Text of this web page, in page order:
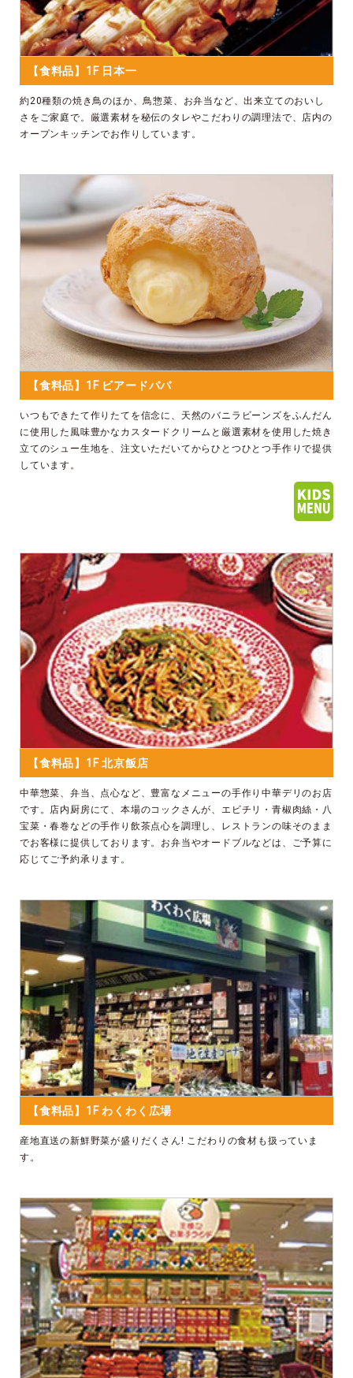
【食料品】1F 日本一
約20種類の焼き鳥のほか、鳥惣菜、お弁当など、出来立てのおいし
さをご家庭で。厳選素材を秘伝のタレやこだわりの調理法で、店内の
オープンキッチンでお作りしています。
【食料品】1F ビアードパパ
いつもできたて作りたてを信念に、天然のバニラビーンズをふんだん
に使用した風味豊かなカスタードクリームと厳選素材を使用した焼き
立てのシュー生地を、注文いただいてからひとつひとつ手作りで提供
しています。
【食料品】1F 北京飯店
中華惣菜、弁当、点心など、豊富なメニューの手作り中華デリのお店
です。店内厨房にて、本場のコックさんが、エビチリ・青椒肉絲・八
宝菜・春巻などの手作り飲茶点心を調理し、レストランの味そのまま
でお客様に提供しております。お弁当やオードブルなどは、ご予算に
応じてご予約承ります。
【食料品】1F わくわく広場
産地直送の新鮮野菜が盛りだくさん! こだわりの食材も扱っていま
す。